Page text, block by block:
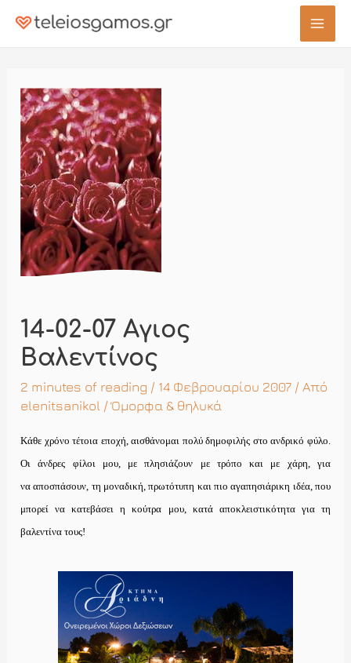
Μετάβαση
στο
14-02-07 Αγιος
Βαλεντίνος
2 minutes of reading / 14 Φεβρουαρίου 2007 / Από
elenitsanikol /Όμορφα & θηλυκά
Κάθε χρόνο τέτοια εποχή, αισθάνομαι πολύ δημοφιλής στο ανδρικό φύλο.
Οι άνδρες φίλοι μου, με πλησιάζουν με τρόπο και με χάρη, για
να αποσπάσουν, τη μοναδική, πρωτότυπη και πιο αγαπησιάρικη ιδέα, που
μπορεί να κατεβάσει η κούτρα μου, κατά αποκλειστικότητα για τη
βαλεντίνα τους!